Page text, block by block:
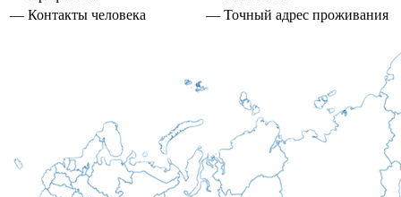
— Контакты человека
— Точный адрес проживания